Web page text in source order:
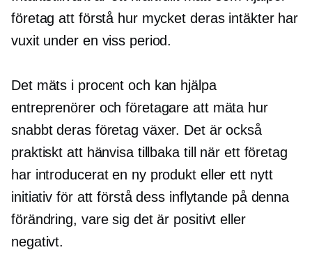
företag att förstå hur mycket deras intäkter har
vuxit under en viss period.
Det mäts i procent och kan hjälpa
entreprenörer och företagare att mäta hur
snabbt deras företag växer. Det är också
praktiskt att hänvisa tillbaka till när ett företag
har introducerat en ny produkt eller ett nytt
initiativ för att förstå dess inflytande på denna
förändring, vare sig det är positivt eller
negativt.